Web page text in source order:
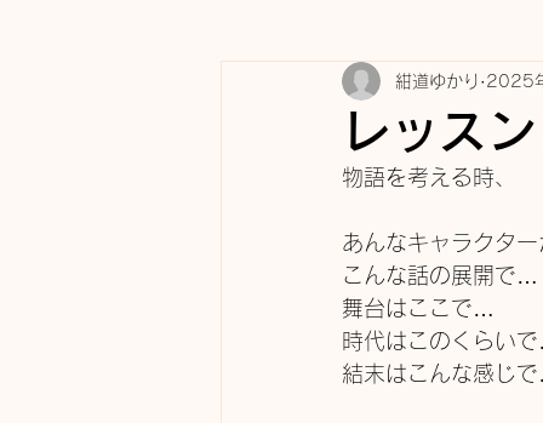
レッス
紺道ゆかり 2025
物語を考える時、
あんなキャラクタ
こんな話の展開で…
舞台はここで…
時代はこのくらいで
結末はこんな感じで